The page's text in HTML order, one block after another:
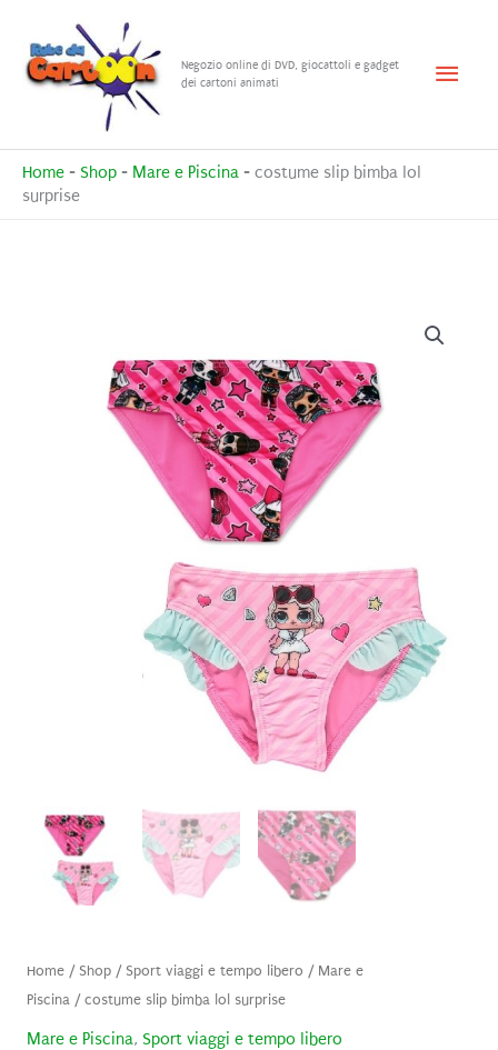
contenuto
Negozio online di DVD, giocattoli e gadget
dei cartoni animati
Menu
Home - Shop - Mare e Piscina - costume slip bimba lol
surprise
Home/ Shop/ Sport viaggi e tempo libero / Mare e
Piscina/ costume slip bimba lol surprise
Mare e Piscina, Sport viaggi e tempo libero